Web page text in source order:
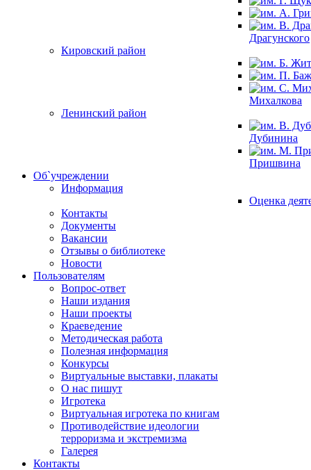
Драгунского
Кировский район
Михалкова
Ленинский район
Дубинина
Пришвина
Об`учреждении
Информация
Оценка
Контакты
Документы
Вакансии
Отзывы о библиотеке
Новости
Пользователям
Вопрос-ответ
Наши издания
Наши проекты
Краеведение
Методическая работа
Полезная информация
Конкурсы
Виртуальные выставки, плакаты
О нас пишут
Игротека
Виртуальная игротека по книгам
Противодействие идеологии
терроризма и экстремизма
Галерея
Контакты